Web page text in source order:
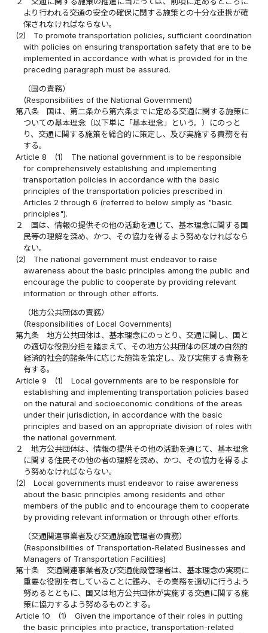
より行われる交通の安全の確保に関する施策との十分な連携が確
保されなければならない。
(2)
To promote transportation policies, sufficient coordination
with policies on ensuring transportation safety that are to be
implemented in accordance with what is provided for in the
preceding paragraph must be assured.
（国の責務）
(Responsibilities of the National Government)
第八条
国は、第二条から第六条までに定める交通に関する施策に
ついての基本理念（以下単に「基本理念」という。）にのっと
り、交通に関する施策を総合的に策定し、及び実施する責務を有
する。
Article 8
(1)
The national government is to be responsible
for comprehensively establishing and implementing
transportation policies in accordance with the basic
principles of the transportation policies prescribed in
Articles 2 through 6 (referred to below simply as "basic
principles").
２
国は、情報の提供その他の活動を通じて、基本理念に関する国
民等の理解を深め、かつ、その協力を得るよう努めなければなら
ない。
(2)
The national government must endeavor to raise
awareness about the basic principles among the public and
encourage the public to cooperate by providing relevant
information or through other efforts.
（地方公共団体の責務）
(Responsibilities of Local Governments)
第九条
地方公共団体は、基本理念にのっとり、交通に関し、国と
の適切な役割分担を踏まえて、その地方公共団体の区域の自然的
経済的社会的諸条件に応じた施策を策定し、及び実施する責務を
有する。
Article 9
(1)
Local governments are to be responsible for
establishing and implementing transportation policies based
on the natural and socioeconomic conditions of the areas
under their jurisdiction, in accordance with the basic
principles and based on an appropriate division of roles with
the national government.
２
地方公共団体は、情報の提供その他の活動を通じて、基本理念
に関する住民その他の者の理解を深め、かつ、その協力を得るよ
う努めなければならない。
(2)
Local governments must endeavor to raise awareness
about the basic principles among residents and other
members of the public and to encourage them to cooperate
by providing relevant information or through other efforts.
（交通関連事業者及び交通施設管理者の責務）
(Responsibilities of Transportation-Related Businesses and
Managers of Transportation Facilities)
第十条
交通関連事業者及び交通施設管理者は、基本理念の実現に
重要な役割を有していることに鑑み、その業務を適切に行うよう
努めるとともに、国又は地方公共団体が実施する交通に関する施
策に協力するよう努めるものとする。
Article 10
(1)
Given the importance of their roles in putting
the basic principles into practice, transportation-related